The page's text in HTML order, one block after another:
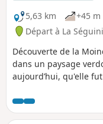
5,63 km
+45 m
Départ à La
Découverte de la
dans un paysage
aujourd’hui, qu'elle
ruisseau, affluent de